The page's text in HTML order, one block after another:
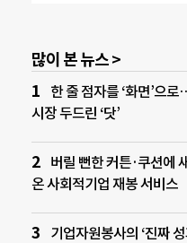
많이 본 뉴스 >
한 줄 점자를 ‘화면’으
시장 두드린 ‘닷’
버릴 뻔한 커튼·쿠션에
온 사회적기업 재봉 서비스
기업자원봉사의 ‘진짜